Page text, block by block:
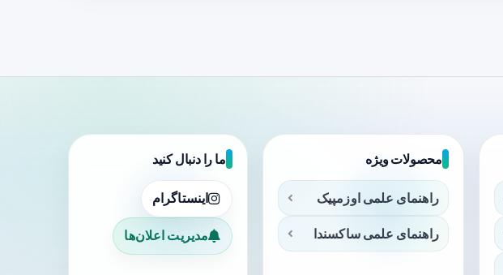
محصولات ویژه
راهنمای علمی اوزمپیک
راهنمای علمی ساکسندا
ما را دنبال کنید
اینستاگرام
مدیریت اعلان‌ها